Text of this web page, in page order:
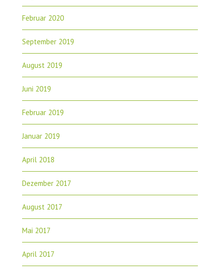
Februar 2020
September 2019
August 2019
Juni 2019
Februar 2019
Januar 2019
April 2018
Dezember 2017
August 2017
Mai 2017
April 2017